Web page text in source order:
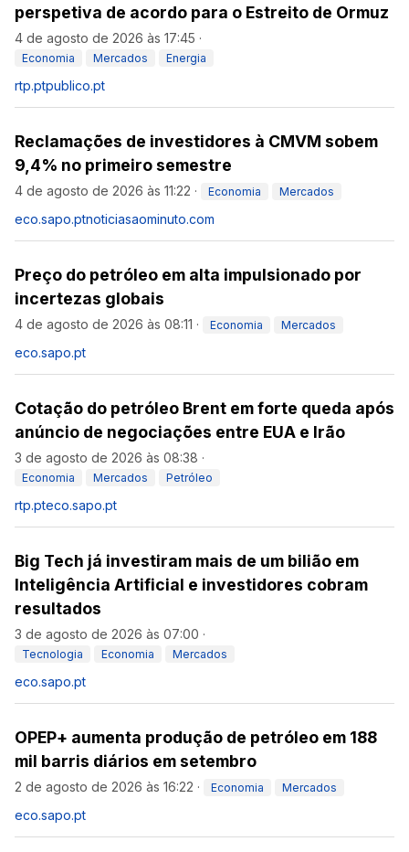
perspetiva de acordo para o Estreito de Ormuz
4 de agosto de 2026 às 17:45 ·
Economia Mercados Energia
rtp.ptpublico.pt
Reclamações de investidores à CMVM sobem
9,4% no primeiro semestre
4 de agosto de 2026 às 11:22 · Economia Mercados
eco.sapo.ptnoticiasaominuto.com
Preço do petróleo em alta impulsionado por
incertezas globais
4 de agosto de 2026 às 08:11 · Economia Mercados
eco.sapo.pt
Cotação do petróleo Brent em forte queda após
anúncio de negociações entre EUA e Irão
3 de agosto de 2026 às 08:38 ·
Economia Mercados Petróleo
rtp.pteco.sapo.pt
Big Tech já investiram mais de um bilião em
Inteligência Artificial e investidores cobram
resultados
3 de agosto de 2026 às 07:00 ·
Tecnologia Economia Mercados
eco.sapo.pt
OPEP+ aumenta produção de petróleo em 188
mil barris diários em setembro
2 de agosto de 2026 às 16:22 · Economia Mercados
eco.sapo.pt